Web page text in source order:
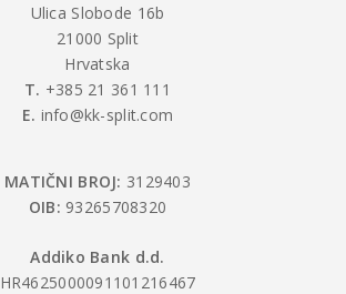
Ulica Slobode 16b
21000 Split
Hrvatska
T. +385 21 361 111
E. info@kk-split.com
MATIČNI BROJ: 3129403
OIB: 93265708320
Addiko Bank d.d.
HR4625000091101216467